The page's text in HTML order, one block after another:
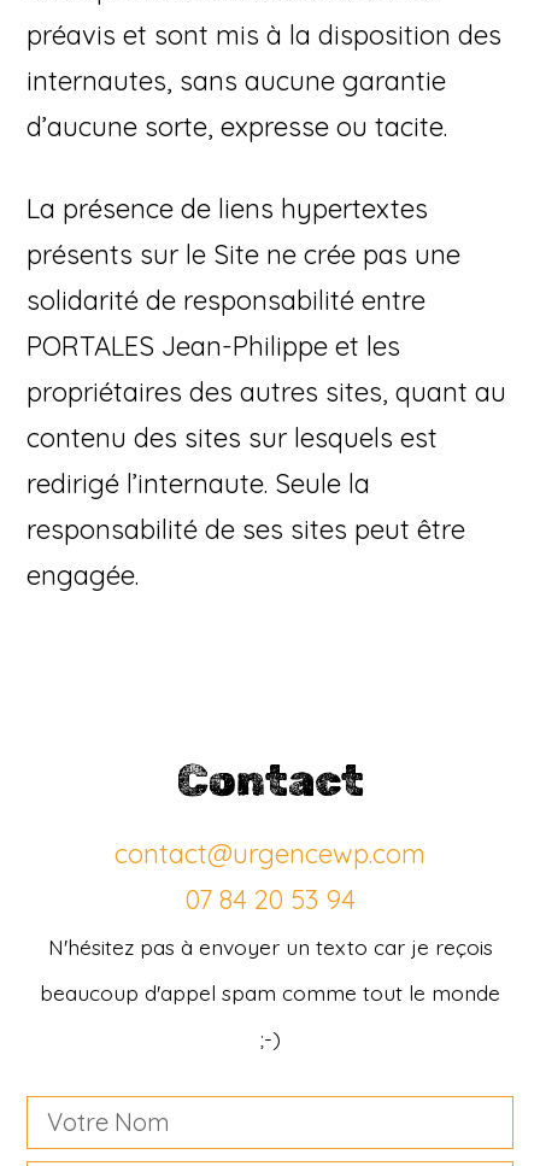
préavis et sont mis à la disposition des
internautes, sans aucune garantie
d’aucune sorte, expresse ou tacite.
La présence de liens hypertextes
présents sur le Site ne crée pas une
solidarité de responsabilité entre
PORTALES Jean-Philippe et les
propriétaires des autres sites, quant au
contenu des sites sur lesquels est
redirigé l’internaute. Seule la
responsabilité de ses sites peut être
engagée.
Contact
contact@urgencewp.com
07 84 20 53 94
N'hésitez pas à envoyer un texto car je reçois
beaucoup d'appel spam comme tout le monde
;-)